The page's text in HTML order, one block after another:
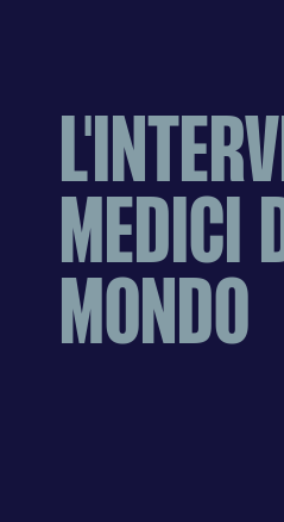
MEDICI
MONDO